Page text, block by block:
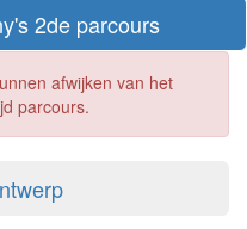
2de parcours
afwijken van het
parcours.